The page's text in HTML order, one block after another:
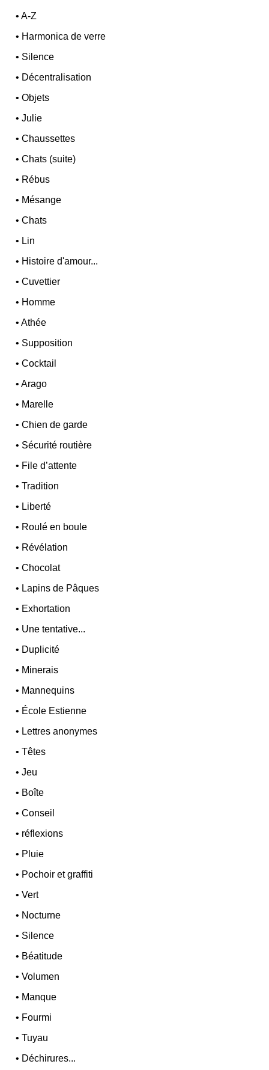
•A-Z
• Harmonica de verre
• Silence
• Décentralisation
•Objets
•Julie
•Chaussettes
•Chats (suite)
• Rébus
• Mésange
•Chats
• Lin
• Histoire d'amour...
•Cuvettier
• Homme
•Athée
• Supposition
•Cocktail
•Arago
• Marelle
•Chien de garde
• Sécurité routière
• File d’attente
•Tradition
• Liberté
• Roulé en boule
• Révélation
•Chocolat
• Lapins de Pâques
• Exhortation
• Une tentative...
• Duplicité
• Minerais
• Mannequins
• École Estienne
• Lettres anonymes
•Têtes
•Jeu
• Boîte
•Conseil
• réflexions
• Pluie
• Pochoir et graffiti
•Vert
• Nocturne
• Silence
• Béatitude
•Volumen
• Manque
• Fourmi
•Tuyau
• Déchirures...